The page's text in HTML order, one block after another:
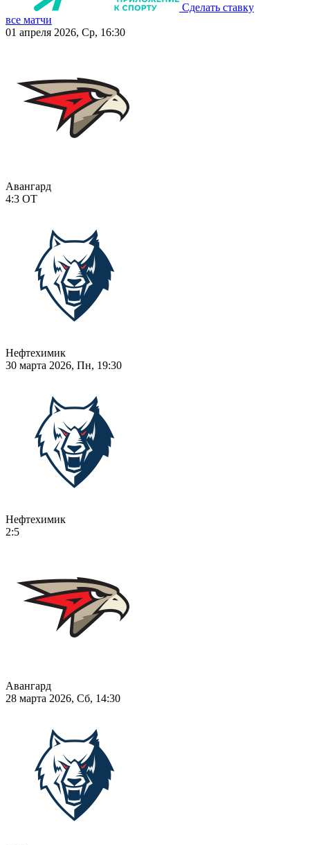
Сделать ставку
все матчи
01 апреля 2026, Ср, 16:30
Авангард
4:3 ОТ
Нефтехимик
30 марта 2026, Пн, 19:30
Нефтехимик
2:5
Авангард
28 марта 2026, Сб, 14:30